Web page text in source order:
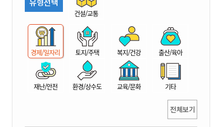
시
산
건설/교통
경제/일자리 토지/주택 복지/건강 출산/육아
재난/안전 환경/상수도 교육/문화 기타
전체보기